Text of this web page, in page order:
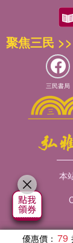
優惠價： 79
聚焦三民 >>
三民書局
本